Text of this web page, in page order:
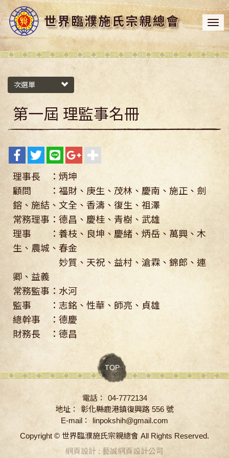
次選單
第一屆 理監事名冊
理事長 ：炳坤
顧問 ：福財、庚生、茂林、慶南、施正、劍
鎔、施結、文全、香濤、復生、祖澤
常務理事：德昌、慶桂、青樹、武雄
理事 ：養枝、良坤、慶緒、炳岳、萬興、木
生、農城、春金
妙質、天祝、益村、滄霖、錦郎、連
卿、益義
常務監事：水河
監事 ：志銘、性華、師亮、貞雄
總幹事 ：德慶
財務長 ：德昌
TOP
電話：
04-7772134
地址：
彰化縣鹿港鎮復興路 556 號
E-mail：
linpokshih@gmail.com
Copyright © 世界臨濮施氏宗親總會 All Rights Reserved.
網頁設計 : 藝誠網頁設計公司